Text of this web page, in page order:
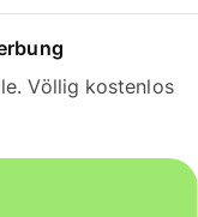
Völlig kostenlos